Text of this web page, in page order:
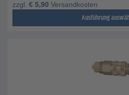
zzgl. € 5,90 Versandkosten
Ausführung